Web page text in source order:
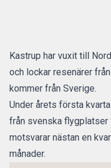
Kastrup har vuxit till
och lockar resenärer
kommer från Sverige.
Under årets första
från svenska flygplatser
motsvarar nästan en
månader.